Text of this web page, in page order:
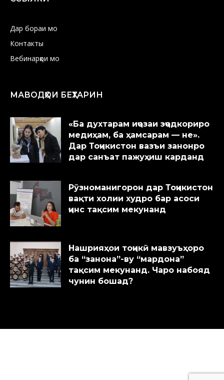
Дар бораи мо
Контакты
Вебинарҳои мо
МАВОДҲОИ БЕҲТАРИН
«Ба духтарам иҷозаи эҷодкориро
медиҳам, ба ҳамсарам — не».
Дар Тоҷикистон вазъи занонро
дар санъат пажуҳиш карданд
Рӯзноманигорон дар Тоҷикистон
вақти холии худро бар асоси
ҷинс тақсим мекунанд
Нашрияҳои тоҷикӣ мавзуъҳоро
ба “занона”-ву “мардона”
тақсим мекунанд. Чаро набояд
чунин бошад?